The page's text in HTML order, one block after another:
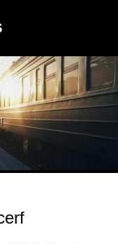
voiture